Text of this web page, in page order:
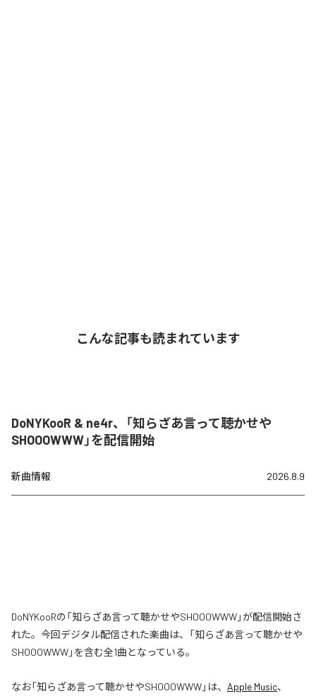
こんな記事も読まれています
DoNYKooR & ne4r、「知らざあ言って聴かせや
SHOOOWWW」を配信開始
新曲情報 2026.8.9
DoNYKooRの「知らざあ言って聴かせやSHOOOWWW」が配信開始さ
れた。今回デジタル配信された楽曲は、「知らざあ言って聴かせや
SHOOOWWW」を含む全1曲となっている。
なお「知らざあ言って聴かせやSHOOOWWW」は、 Apple Music、